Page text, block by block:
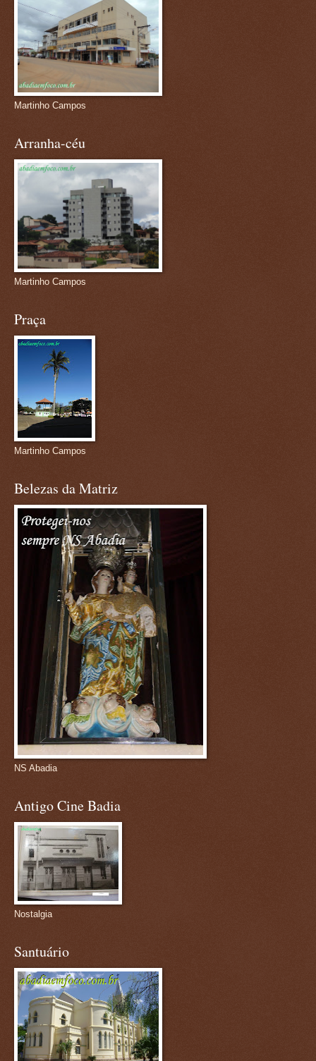
Martinho Campos
Arranha-céu
Martinho Campos
Praça
Martinho Campos
Belezas da Matriz
NS Abadia
Antigo Cine Badia
Nostalgia
Santuário